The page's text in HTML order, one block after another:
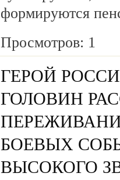
формируются
Просмотров: 1
ГЕРОЙ
ГОЛОВИН
БОЕВЫХ
ВЫСОКОГО